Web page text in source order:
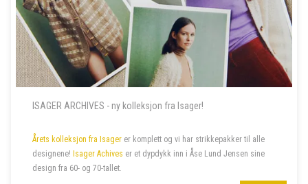
ISAGER ARCHIVES - ny kolleksjon fra Isager!
Årets kolleksjon fra Isager er komplett og vi har strikkepakker til alle
designene! Isager Achives er et dypdykk inn i Åse Lund Jensen sine
design fra 60- og 70-tallet.